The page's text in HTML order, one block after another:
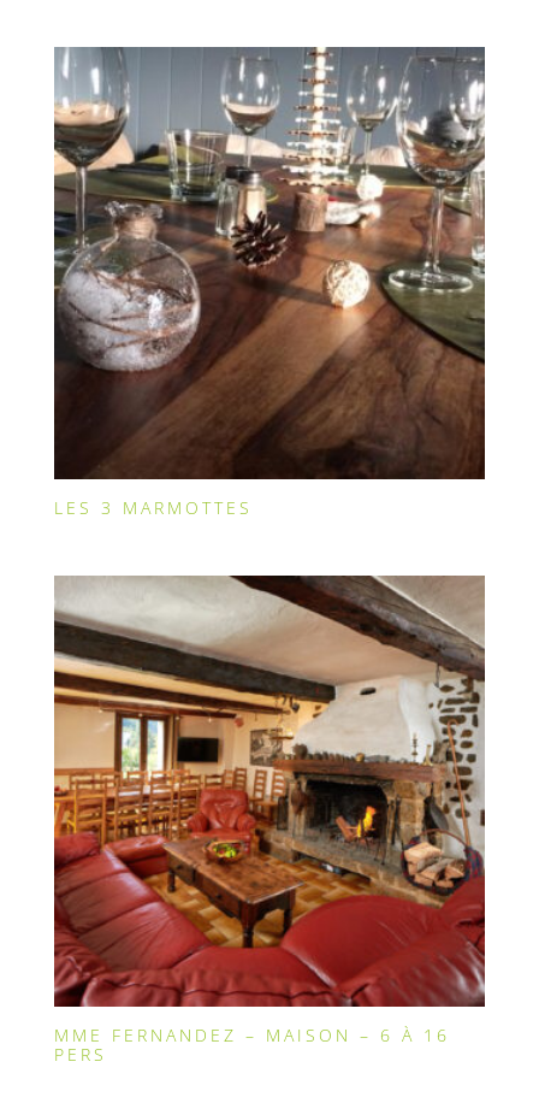
LES 3 MARMOTTES
MME FERNANDEZ – MAISON – 6 À 16
PERS